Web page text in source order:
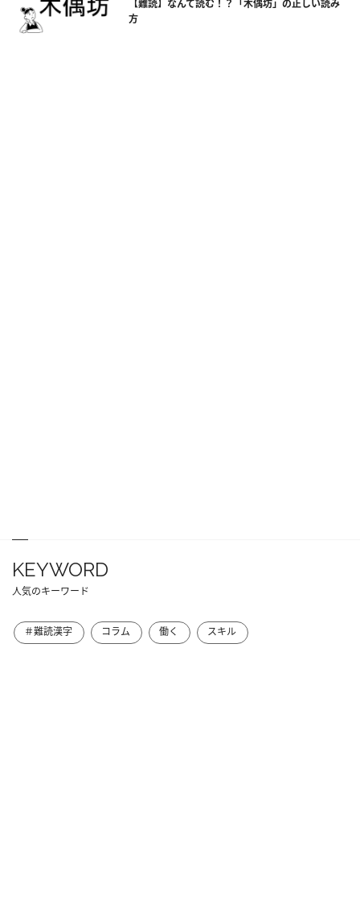
【難読】なんて読む！？「木偶坊」の正しい読み
方
KEYWORD
人気のキーワード
＃難読漢字 コラム 働く スキル